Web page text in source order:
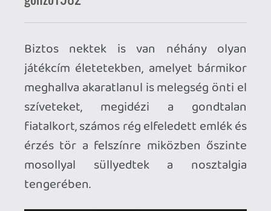
"A Commandos sorozatnak volt a
legnagyobb szerepe abban, hogy a
videojátékok váltak a
szenvedélyemmé."- állapítottam meg